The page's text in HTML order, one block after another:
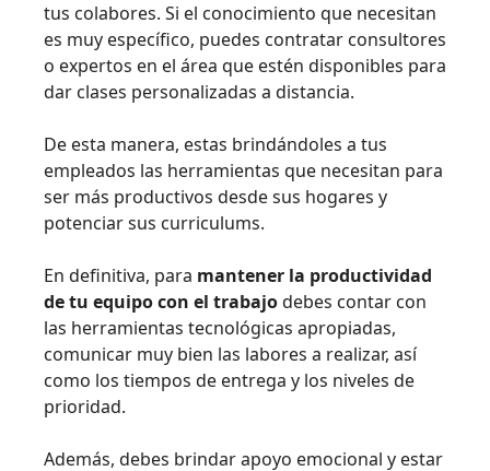
tus colabores. Si el conocimiento que necesitan
es muy específico, puedes contratar consultores
o expertos en el área que estén disponibles para
dar clases personalizadas a distancia.
De esta manera, estas brindándoles a tus
empleados las herramientas que necesitan para
ser más productivos desde sus hogares y
potenciar sus curriculums.
En definitiva, para mantener la productividad
de tu equipo con el trabajodebes contar con
las herramientas tecnológicas apropiadas,
comunicar muy bien las labores a realizar, así
como los tiempos de entrega y los niveles de
prioridad.
Además, debes brindar apoyo emocional y estar